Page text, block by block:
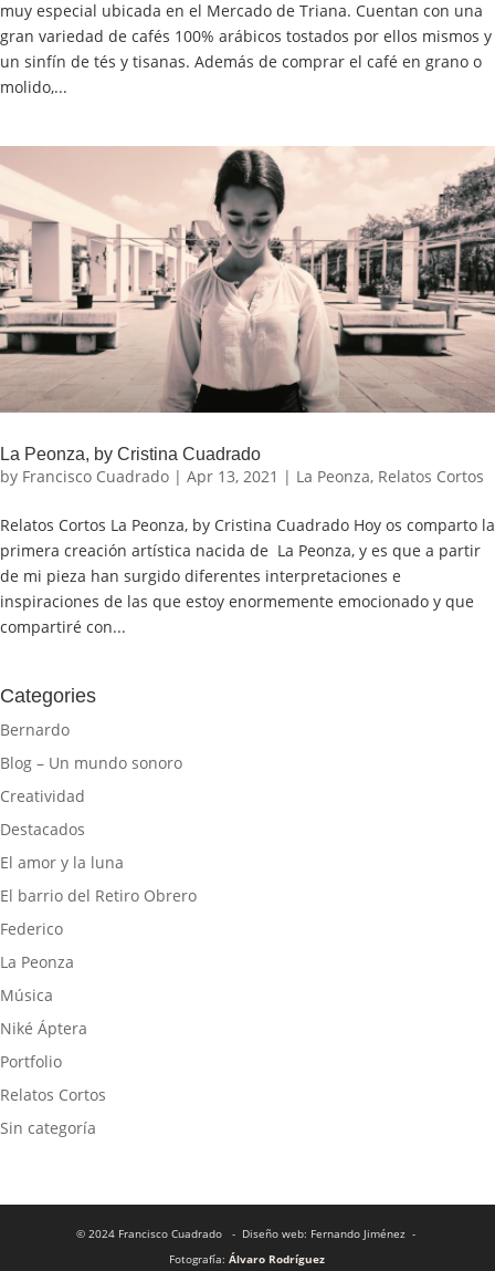
muy especial ubicada en el Mercado de Triana. Cuentan con una
gran variedad de cafés 100% arábicos tostados por ellos mismos y
un sinfín de tés y tisanas. Además de comprar el café en grano o
molido,...
La Peonza, by Cristina Cuadrado
by Francisco Cuadrado | Apr 13, 2021 | La Peonza, Relatos Cortos
Relatos Cortos La Peonza, by Cristina Cuadrado Hoy os comparto la
primera creación artística nacida de La Peonza, y es que a partir
de mi pieza han surgido diferentes interpretaciones e
inspiraciones de las que estoy enormemente emocionado y que
compartiré con...
Categories
Bernardo
Blog – Un mundo sonoro
Creatividad
Destacados
El amor y la luna
El barrio del Retiro Obrero
Federico
La Peonza
Música
Niké Áptera
Portfolio
Relatos Cortos
Sin categoría
© 2024 Francisco Cuadrado - Diseño web: Fernando Jiménez-
Fotografía:Álvaro Rodríguez